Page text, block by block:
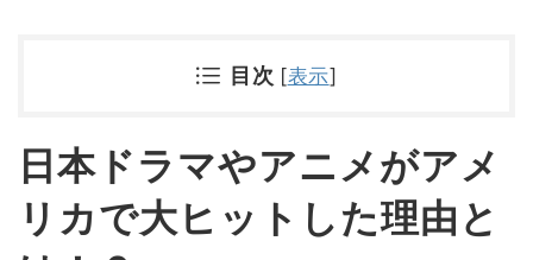
目次 [表示]
日本ドラマやアニメがアメ
リカで大ヒットした理由と